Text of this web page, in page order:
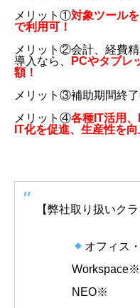
メリット①対象ツール
で利用可！
メリット②会計、経費
導入なら、
PCやタブレ
額！
メリット③補助期間終了
メリット④各種IT活用
IT化を促進、生産性を向
【弊社取り扱いク
オフィス
Workspace※
NEO※